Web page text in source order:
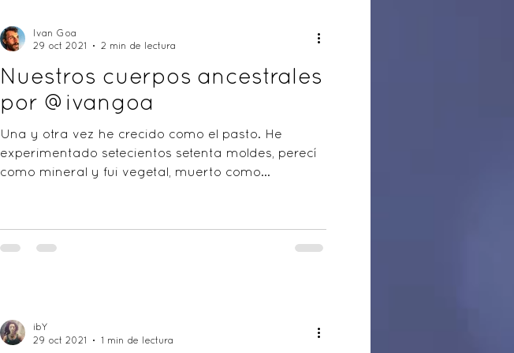
Nuestros cuerpos ancestrales
por @ivangoa
Una y otra vez he crecido como el pasto. He
experimentado setecientos setenta moldes, perecí
como mineral y fui vegetal, muerto como...
Ivan Goa
29 oct 2021
2 min de lectura
ibY
29 oct 2021
1 min de lectura